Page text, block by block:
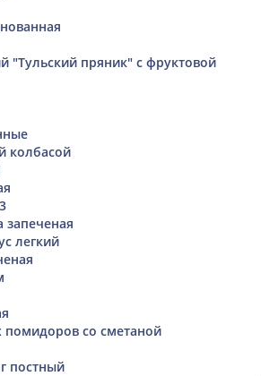
"Тульский пряник" с фруктовой
колбасой
запеченая
легкий
помидоров со сметаной
постный